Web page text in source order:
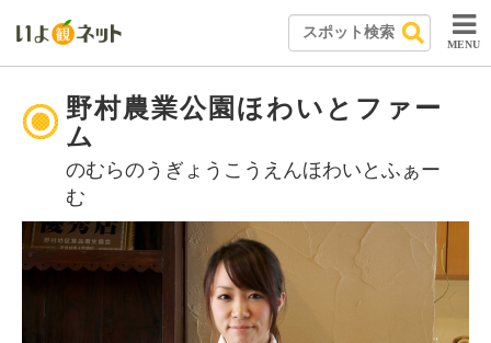
MENU
野村農業公園ほわいとファー
ム
のむらのうぎょうこうえんほわいとふぁー
む